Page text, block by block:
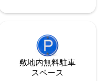
敷地内無料駐⁠車
ス⁠ペ⁠ー⁠ス